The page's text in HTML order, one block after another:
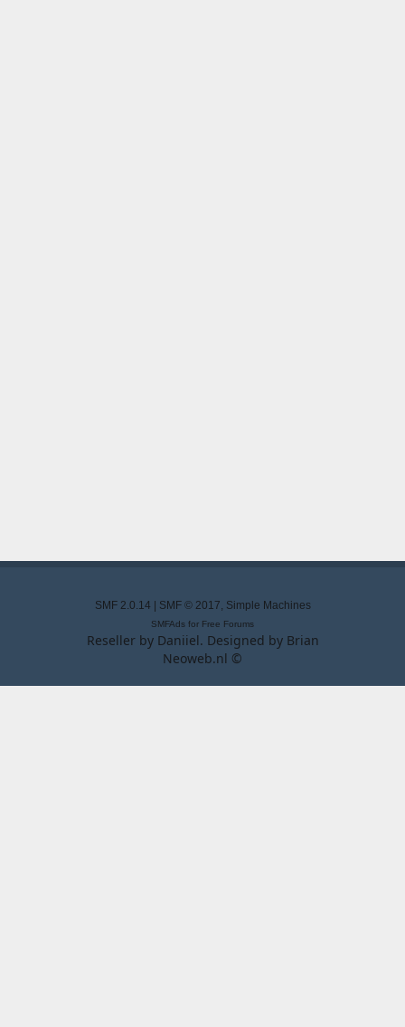
SMF 2.0.14 SMF © 2017, Simple Machines
SMFAds for Free Forums
Reseller by Daniiel. Designed by Brian
Neoweb.nl ©